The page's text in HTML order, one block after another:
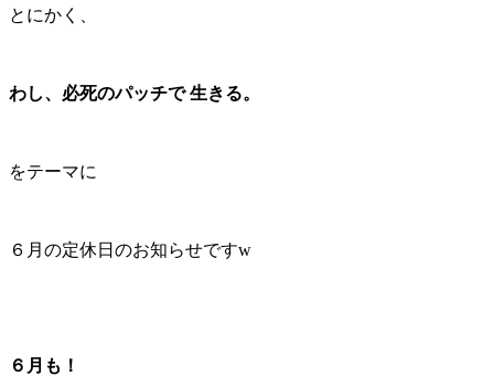
とにかく、
わし、必死のパッチで 生きる。
をテーマに
６月の定休日のお知らせですw
６月も！